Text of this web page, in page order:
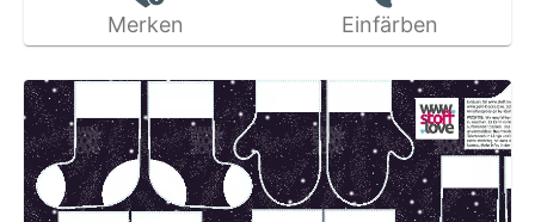
Merken Einfärben